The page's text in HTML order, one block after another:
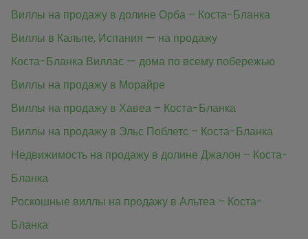
Виллы на продажу в долине Орба – Коста-Бланка
Виллы в Кальпе, Испания — на продажу
Коста-Бланка Виллас — дома по всему побережью
Виллы на продажу в Морайре
Виллы на продажу в Хавеа – Коста-Бланка
Виллы на продажу в Эльс Поблетс – Коста-Бланка
Недвижимость на продажу в долине Джалон – Коста-
Бланка
Роскошные виллы на продажу в Альтеа – Коста-
Бланка